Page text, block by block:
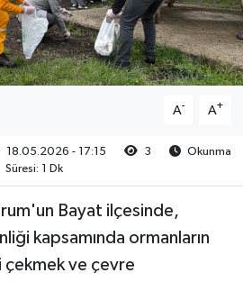
A- A+
18.05.2026 - 17:15 3
Okunma
Süresi: 1 Dk
Bayat ilçesinde,
kapsamında ormanların
çekmek ve çevre